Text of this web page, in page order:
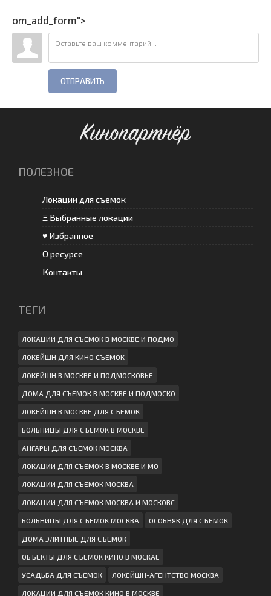
om_add_form">
ОТПРАВИТЬ
Кинопартнёр
ПОЛЕЗНОЕ
Локации для съемок
Ξ Выбранные локации
♥ Избранное
О ресурсе
Контакты
ТЕГИ
ЛОКАЦИИ ДЛЯ СЪЕМОК В МОСКВЕ И ПОДМО
ЛОКЕЙШН ДЛЯ КИНО СЪЕМОК
ЛОКЕЙШН В МОСКВЕ И ПОДМОСКОВЬЕ
ДОМА ДЛЯ СЪЕМОК В МОСКВЕ И ПОДМОСКО
ЛОКЕЙШН В МОСКВЕ ДЛЯ СЪЕМОК
БОЛЬНИЦЫ ДЛЯ СЪЕМОК В МОСКВЕ
АНГАРЫ ДЛЯ СЪЕМОК МОСКВА
ЛОКАЦИИ ДЛЯ СЪЕМОК В МОСКВЕ И МО
ЛОКАЦИИ ДЛЯ СЪЕМОК МОСКВА
ЛОКАЦИИ ДЛЯ СЪЕМОК МОСКВА И МОСКОВС
БОЛЬНИЦЫ ДЛЯ СЪЕМОК МОСКВА ОСОБНЯК ДЛЯ СЪЕМОК
ДОМА ЭЛИТНЫЕ ДЛЯ СЪЕМОК
ОБЪЕКТЫ ДЛЯ СЪЕМОК КИНО В МОСКАЕ
УСАДЬБА ДЛЯ СЪЕМОК ЛОКЕЙШН-АГЕНТСТВО МОСКВА
ЛОКАЦИИ ДЛЯ СЪЕМОК КИНО В МОСКВЕ